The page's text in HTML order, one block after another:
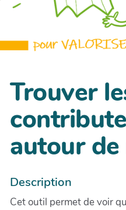
Trouver
autour
Description
Cet outil permet de voir